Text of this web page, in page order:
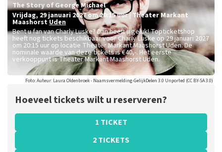
The Story of George Michael
vrijdag, 29 januari 2027 om 20:15uur| Theater Markant
MaashorstUden
Bent u fan van Charly Luske? Dan heeft u geluk! Topticketshop
heeft nog tickets beschikbaar voor Charly Luske op 29 januari 2027
om 20:15 uur op locatie Theater Markant Maashorst Uden. De
nominale waarde van deze tickets is€40,-. Het eerste
verkooppunt is Theater Markant Maashorst Uden.
Foto: Auteur: Laura Oldenbroek - Naamsvermelding-GelijkDelen 3.0 Unported (CC BY-SA 3.0)
Hoeveel tickets wilt u reserveren?
1 TICKET
2 TICKETS